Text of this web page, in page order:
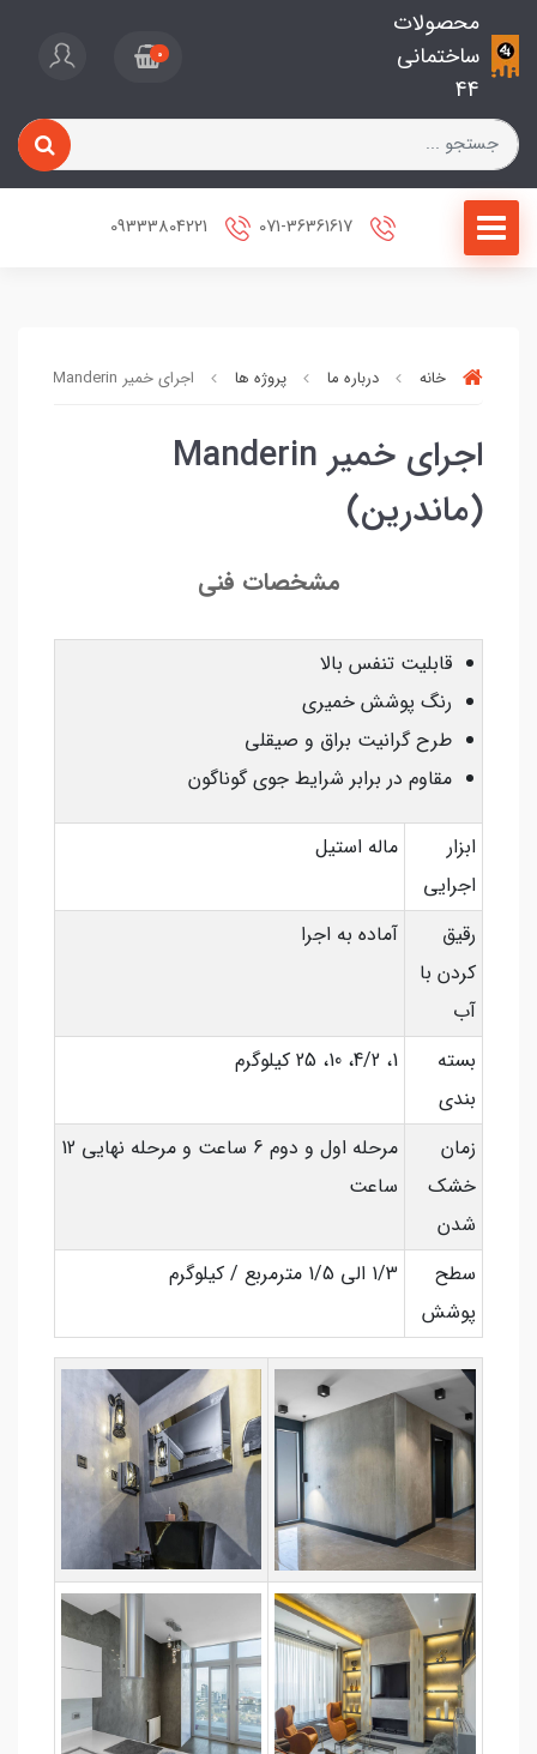
محصولات
ساختمانی
44
0
خانه درباره ما پروژه ها اجرای خمیر Manderin (ماندرین)
اجرای خمیر Manderin
(ماندرین)
مشخصات فنی
قابلیت تنفس بالا
رنگ پوشش خمیری
طرح گرانیت براق و صیقلی
مقاوم در برابر شرایط جوی گوناگون
ابزار
اجرایی
ماله استیل
رقیق
کردن با
آب
آماده به اجرا
بسته
بندی
1، 4/2، 10، 25 کیلوگرم
زمان
خشک
شدن
مرحله اول و دوم 6 ساعت و مرحله نهایی 12
ساعت
سطح
پوشش
1/3 الی 1/5 مترمربع / کیلوگرم